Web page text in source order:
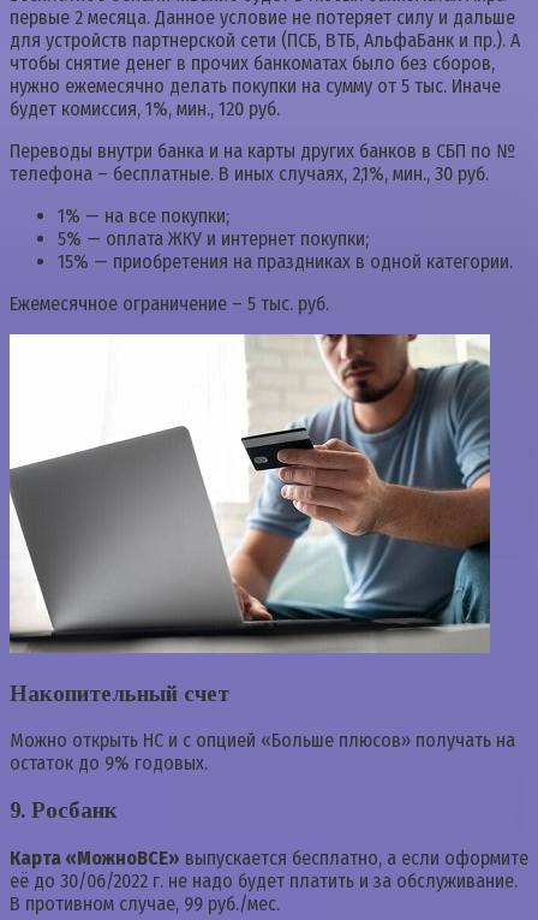
первые 2 месяца. Данное условие не потеряет силу и дальше
для устройств партнерской сети (ПСБ, ВТБ, АльфаБанк и пр.). А
чтобы снятие денег в прочих банкоматах было без сборов,
нужно ежемесячно делать покупки на сумму от 5 тыс. Иначе
будет комиссия, 1%, мин., 120 руб.
Переводы внутри банка и на карты других банков в СБП по №
телефона – бесплатные. В иных случаях, 2,1%, мин., 30 руб.
1% — на все покупки;
5% — оплата ЖКУ и интернет покупки;
15% — приобретения на праздниках в одной категории.
Ежемесячное ограничение – 5 тыс. руб.
Накопительный счет
Можно открыть НС и с опцией «Больше плюсов» получать на
остаток до 9% годовых.
9. Росбанк
Карта «МожноВСЕ» выпускается бесплатно, а если оформите
её до 30/06/2022 г. не надо будет платить и за обслуживание.
В противном случае, 99 руб./мес.